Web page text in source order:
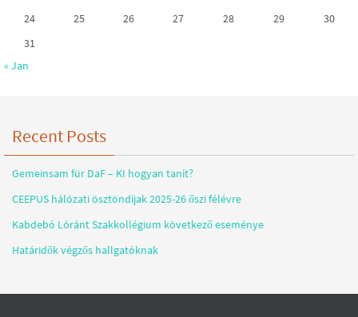
« Jan
24
25 26 27 28 29
30
31
Recent Posts
Gemeinsam für DaF – KI hogyan tanít?
CEEPUS hálózati ösztöndíjak 2025-26 őszi félévre
Kabdebó Lóránt Szakkollégium következő eseménye
Határidők végzős hallgatóknak